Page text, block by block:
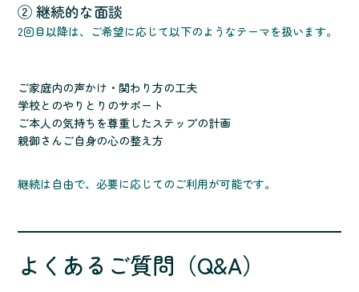
② 継続的な面談
2回目以降は、ご希望に応じて以下のようなテーマを扱います。
ご家庭内の声かけ・関わり方の工夫
学校とのやりとりのサポート
ご本人の気持ちを尊重したステップの計画
親御さんご自身の心の整え方
継続は自由で、必要に応じてのご利用が可能です。
よくあるご質問（Q&A）